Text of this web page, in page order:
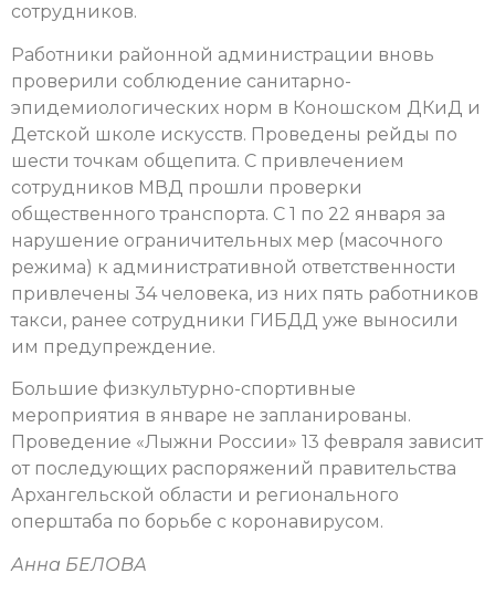
сотрудников.
Работники районной администрации вновь
проверили соблюдение санитарно-
эпидемиологических норм в Коношском ДКиД и
Детской школе искусств. Проведены рейды по
шести точкам общепита. С привлечением
сотрудников МВД прошли проверки
общественного транспорта. С 1 по 22 января за
нарушение ограничительных мер (масочного
режима) к административной ответственности
привлечены 34 человека, из них пять работников
такси, ранее сотрудники ГИБДД уже выносили
им предупреждение.
Большие физкультурно-спортивные
мероприятия в январе не запланированы.
Проведение «Лыжни России» 13 февраля зависит
от последующих распоряжений правительства
Архангельской области и регионального
оперштаба по борьбе с коронавирусом.
Анна БЕЛОВА